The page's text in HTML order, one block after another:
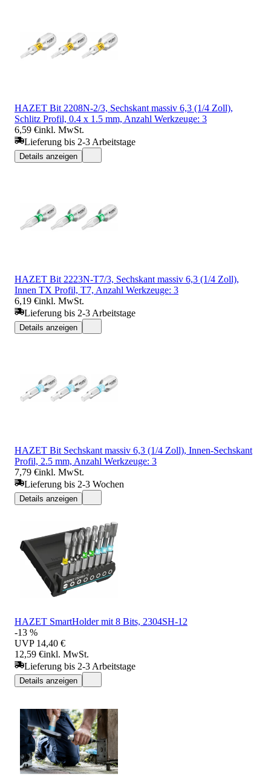
HAZET Bit 2208N-2/3, Sechskant massiv 6,3 (1/4 Zoll),
Schlitz Profil, 0.4 x 1.5 mm, Anzahl Werkzeuge: 3
6,59 €inkl. MwSt.
Lieferung bis 2-3 Arbeitstage
Details anzeigen
HAZET Bit 2223N-T7/3, Sechskant massiv 6,3 (1/4 Zoll),
Innen TX Profil, T7, Anzahl Werkzeuge: 3
6,19 €inkl. MwSt.
Lieferung bis 2-3 Arbeitstage
Details anzeigen
HAZET Bit Sechskant massiv 6,3 (1/4 Zoll), Innen-Sechskant
Profil, 2.5 mm, Anzahl Werkzeuge: 3
7,79 €inkl. MwSt.
Lieferung bis 2-3 Wochen
Details anzeigen
HAZET SmartHolder mit 8 Bits, 2304SH-12
-13 %
UVP 14,40 €
12,59 €inkl. MwSt.
Lieferung bis 2-3 Arbeitstage
Details anzeigen